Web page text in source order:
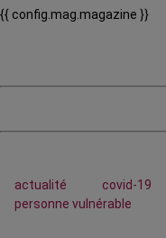
{{ config.mag.magazine }}
actualité covid-19
personne vulnérable